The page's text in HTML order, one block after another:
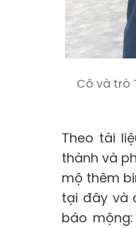
Cô và trò
Theo tài
thành và
mộ thêm
tại đây và
báo